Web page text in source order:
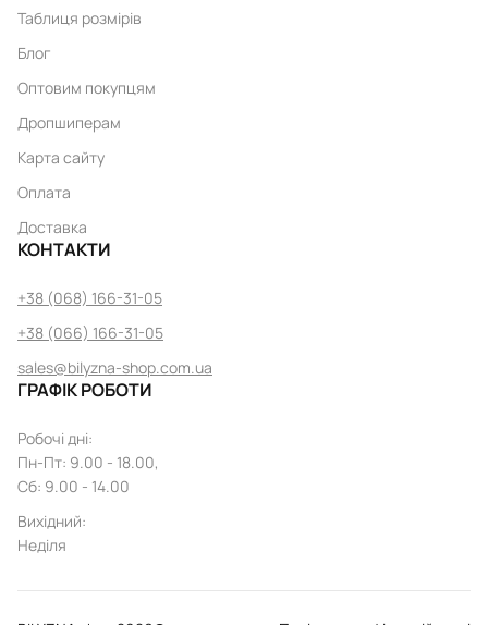
Таблиця розмірів
Блог
Оптовим покупцям
Дропшиперам
Карта сайту
Оплата
Доставка
КОНТАКТИ
+38 (068) 166-31-05
+38 (066) 166-31-05
sales@bilyzna-shop.com.ua
ГРАФІК РОБОТИ
Робочі дні:
Пн-Пт: 9.00 - 18.00,
Сб: 9.00 - 14.00
Вихідний:
Неділя